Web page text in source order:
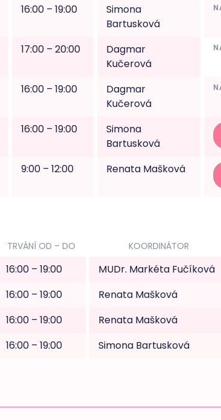
16:00 – 19:00
Simona
Bartusková
17:00 – 20:00
Dagmar
Kučerová
16:00 – 19:00
Dagmar
Kučerová
16:00 – 19:00
Simona
Bartusková
9:00 – 12:00 Renata Mašková
TRVÁNÍ OD – DO KOORDINÁTOR
16:00 – 19:00 MUDr. Markéta Fučíková
16:00 – 19:00 Renata Mašková
16:00 – 19:00 Renata Mašková
16:00 – 19:00 Simona Bartusková